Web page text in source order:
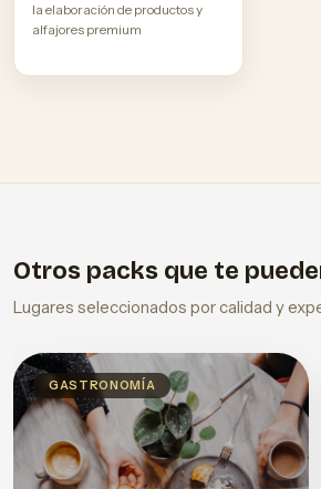
la elaboración de productos y
alfajores premium
Otros packs que te
Lugares seleccionados por calidad y
GASTRONOMÍA